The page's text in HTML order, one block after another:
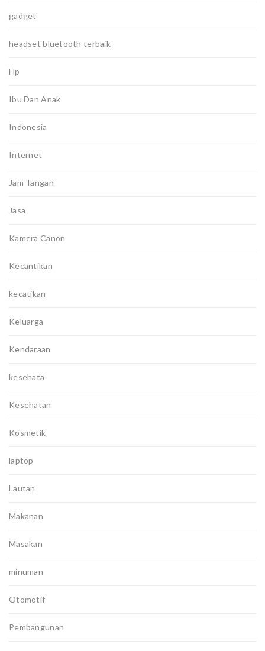
gadget
headset bluetooth terbaik
Hp
Ibu Dan Anak
Indonesia
Internet
Jam Tangan
Jasa
Kamera Canon
Kecantikan
kecatikan
Keluarga
Kendaraan
kesehata
Kesehatan
Kosmetik
laptop
Lautan
Makanan
Masakan
minuman
Otomotif
Pembangunan